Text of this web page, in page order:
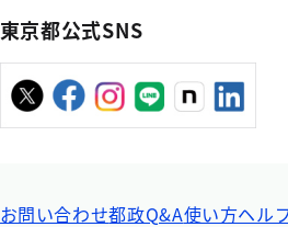
東京都公式SNS
お問い合わせ都政Q&A使い方ヘル